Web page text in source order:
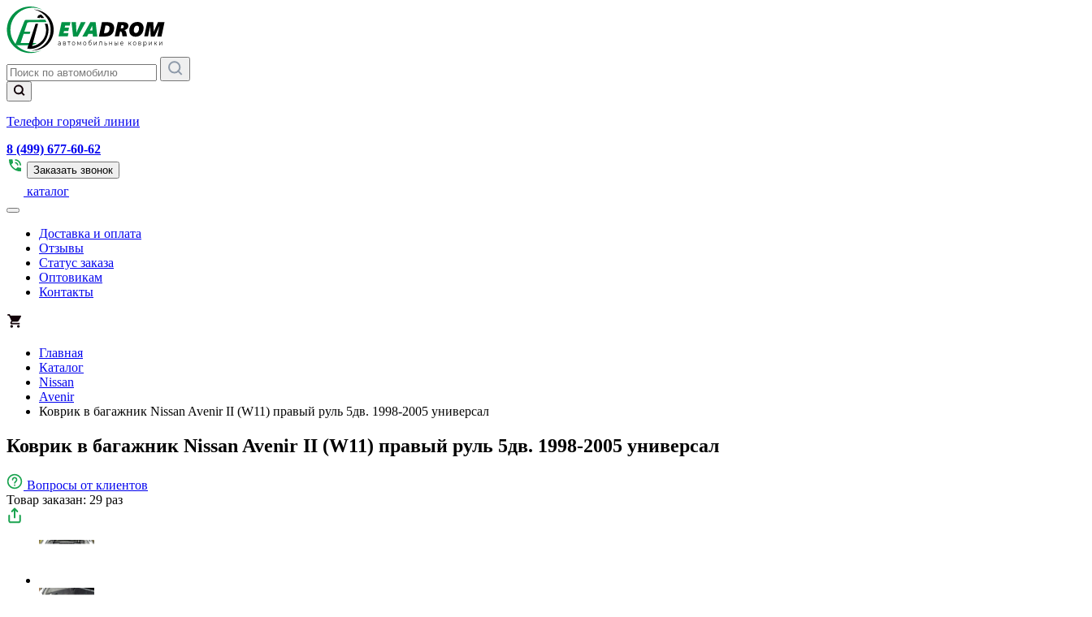
Телефон горячей линии
8 (499) 677-60-62
Заказать звонок
каталог
Доставка и оплата
Отзывы
Статус заказа
Оптовикам
Контакты
Главная
Каталог
Nissan
Avenir
Коврик в багажник Nissan Avenir II (W11) правый руль 5дв. 1998-2005 универсал
Коврик в багажник Nissan Avenir II (W11) правый руль 5дв. 1998-2005 универсал
Вопросы от клиентов
Товар заказан: 29 раз